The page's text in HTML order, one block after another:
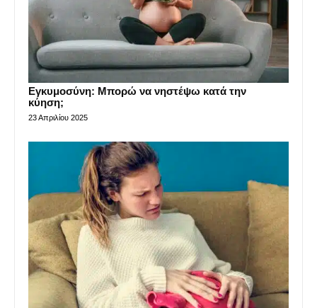
Εγκυμοσύνη: Μπορώ να νηστέψω κατά την
κύηση;
23 Απριλίου 2025